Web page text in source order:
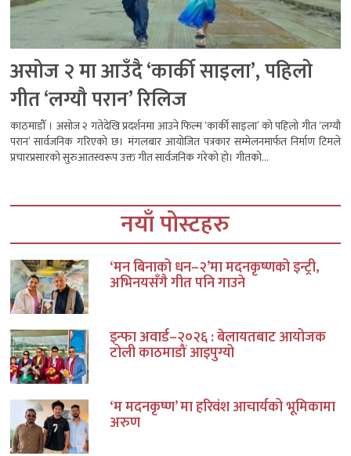
असोज २ मा आउँदै ‘कार्की साइला’, पहिलो
गीत ‘लग्यौ परान’ रिलिज
काठमाडौँ । असोज २ गतेदेखि प्रदर्शनमा आउने फिल्म ‘कार्की साइला’ को पहिलो गीत ‘लग्यौ
परान’ सार्वजनिक गरिएको छ। मंगलबार आयोजित पत्रकार सम्मेलनमार्फत निर्माण टिमले
प्रचारप्रसारको सुरुआतस्वरूप उक्त गीत सार्वजनिक गरेको हो। गीतको...
नयाँ पोस्टहरु
‘मन बिनाको धन–२’मा मदनकृष्णको इन्ट्री,
अभिनयसँगै गीत पनि गाउने
इन्फा अवार्ड–२०२६ : बेलायतबाट आयोजक
टोली काठमाडौं आइपुग्यो
‘म मदनकृष्ण’ मा हरिवंश आचार्यको भूमिकामा
अरुण